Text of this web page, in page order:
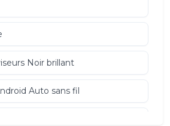
Noir brillant
Auto sans fil